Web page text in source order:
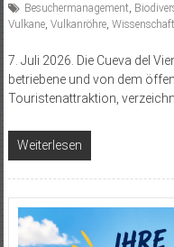
Besuchermanagement
Vulkane, Vulkanröhre, Wissenschaft
7. Juli 2026. Die Cueva del
betriebene und von dem
Touristenattraktion,
Weiterlesen